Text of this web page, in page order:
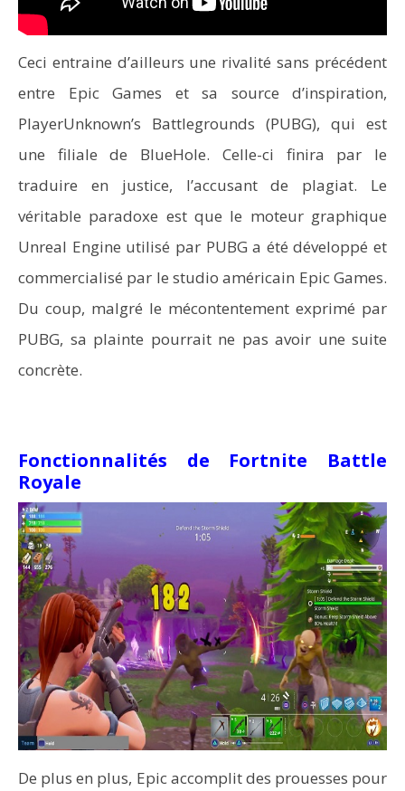
Ceci entraine d’ailleurs une rivalité sans précédent
entre Epic Games et sa source d’inspiration,
PlayerUnknown’s Battlegrounds (PUBG), qui est
une filiale de BlueHole. Celle-ci finira par le
traduire en justice, l’accusant de plagiat. Le
véritable paradoxe est que le moteur graphique
Unreal Engine utilisé par PUBG a été développé et
commercialisé par le studio américain Epic Games.
Du coup, malgré le mécontentement exprimé par
PUBG, sa plainte pourrait ne pas avoir une suite
concrète.
Fonctionnalités de Fortnite Battle
Royale
De plus en plus, Epic accomplit des prouesses pour